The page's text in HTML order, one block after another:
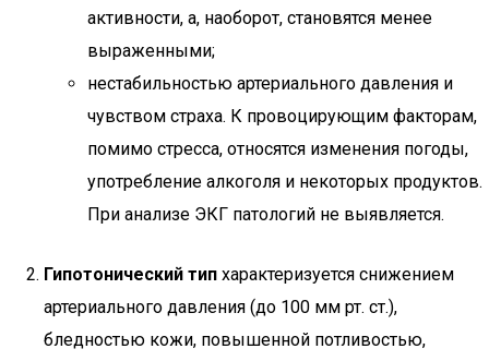
активности, а, наоборот, становятся менее
выраженными;
нестабильностью артериального давления и
чувством страха. К провоцирующим факторам,
помимо стресса, относятся изменения погоды,
употребление алкоголя и некоторых продуктов.
При анализе ЭКГ патологий не выявляется.
Гипотонический тип характеризуется снижением
артериального давления (до 100 мм рт. ст.),
бледностью кожи, повышенной потливостью,